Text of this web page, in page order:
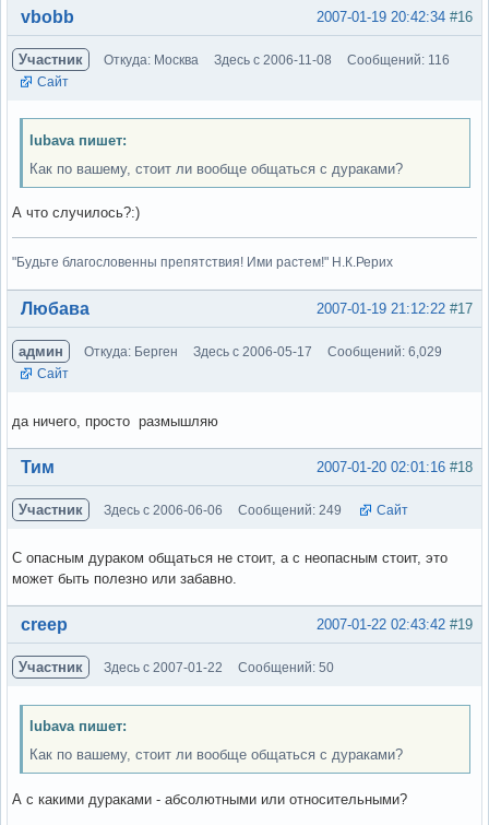
Вне форума #16
2007-01-19 20:42:34
vbobb
Участник Откуда: Москва Здесь с 2006-11-08
Сообщений: 116
Сайт
lubava пишет:
Как по вашему, стоит ли вообще общаться с дураками?
А что случилось?:)
"Будьте благословенны препятствия! Ими растем!" Н.К.Рерих
Вне форума #17
2007-01-19 21:12:22
Любава
админ Откуда: Берген Здесь с 2006-05-17
Сообщений: 6,029
Сайт
да ничего, просто размышляю
Вне форума #18
2007-01-20 02:01:16
Тим
Участник Здесь с 2006-06-06 Сообщений: 249 Сайт
С опасным дураком общаться не стоит, а с неопасным стоит, это
может быть полезно или забавно.
Вне форума #19
2007-01-22 02:43:42
creep
Участник Здесь с 2007-01-22 Сообщений: 50
lubava пишет:
Как по вашему, стоит ли вообще общаться с дураками?
А с какими дураками - абсолютными или относительными?